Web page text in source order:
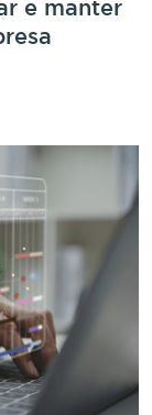
e manter